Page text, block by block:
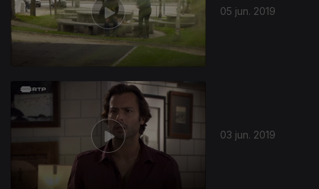
05 jun. 2019
03 jun. 2019